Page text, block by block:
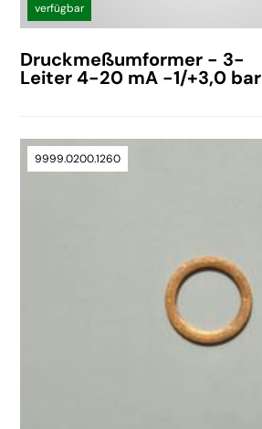
verfügbar
Druckmeßumformer - 3-
Leiter 4-20 mA -1/+3,0 bar
9999.0200.1260